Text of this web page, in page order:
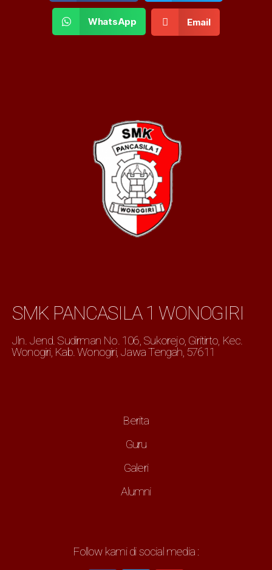
WhatsApp Email
SMK PANCASILA 1 WONOGIRI
Jln. Jend. Sudirman No. 106, Sukorejo, Giritirto, Kec.
Wonogiri, Kab. Wonogiri, Jawa Tengah, 57611
Berita
Guru
Galeri
Alumni
Follow kami di social media :